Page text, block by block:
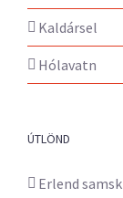
Kaldársel
Hólavatn
ÚTLÖND
Erlend